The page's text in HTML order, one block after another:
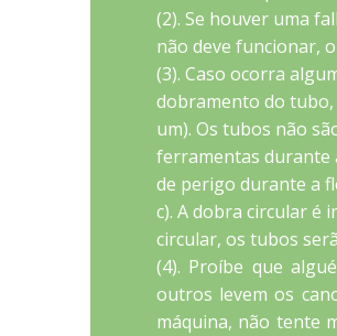
(2). Se houver uma
não deve funcionar,
(3). Caso ocorra
dobramento do tubo,
um). Os tubos não
ferramentas durante
de perigo durante a
c). A dobra circular é
circular, os tubos
(4). Proíbe que
outros levem os
máquina, não tente